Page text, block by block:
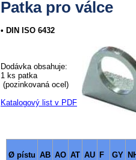
Patka pro válce
• DIN ISO 6432
Dodávka obsahuje:
1 ks patka
(pozinkovaná ocel)
Katalogový list v PDF
Ø pístu AB AO AT AU F GY